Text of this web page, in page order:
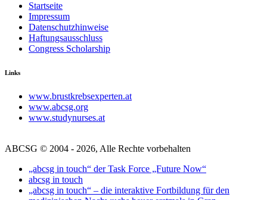
Startseite
Impressum
Datenschutzhinweise
Haftungsausschluss
Congress Scholarship
Links
www.brustkrebsexperten.at
www.abcsg.org
www.studynurses.at
ABCSG © 2004 - 2026, Alle Rechte vorbehalten
„abcsg in touch“ der Task Force „Future Now“
abcsg in touch
„abcsg in touch“ – die interaktive Fortbildung für den